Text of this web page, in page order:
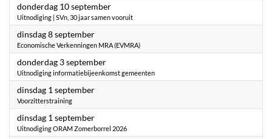
donderdag 10 september2026
Uitnodiging | SVn, 30 jaar samen vooruit
dinsdag 8 september2026
Economische Verkenningen MRA (EVMRA)
donderdag 3 september2026
Uitnodiging informatiebijeenkomst gemeenten
dinsdag 1 september2026
Voorzitterstraining
dinsdag 1 september2026
Uitnodiging ORAM Zomerborrel 2026